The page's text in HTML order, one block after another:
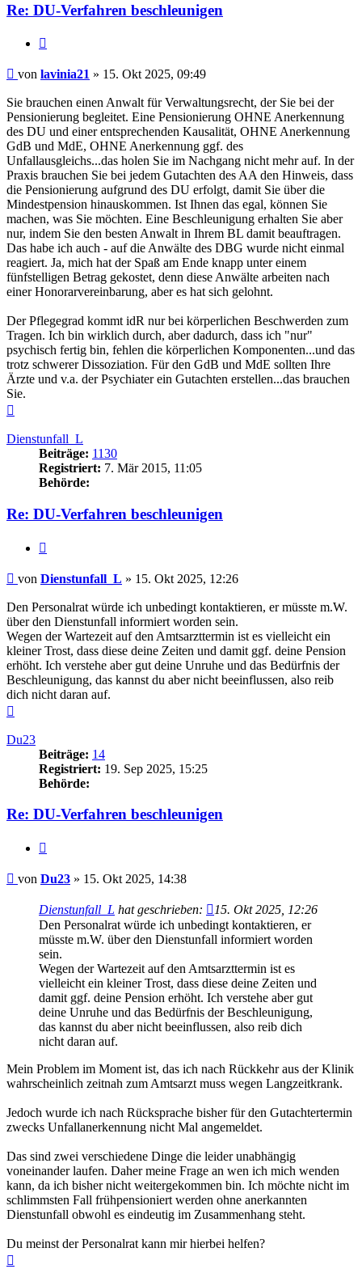
Re: DU-Verfahren beschleunigen
Beitrag
von lavinia21 » 15. Okt 2025, 09:49
Sie brauchen einen Anwalt für Verwaltungsrecht, der Sie bei der
Pensionierung begleitet. Eine Pensionierung OHNE Anerkennung
des DU und einer entsprechenden Kausalität, OHNE Anerkennung
GdB und MdE, OHNE Anerkennung ggf. des
Unfallausgleichs...das holen Sie im Nachgang nicht mehr auf. In der
Praxis brauchen Sie bei jedem Gutachten des AA den Hinweis, dass
die Pensionierung aufgrund des DU erfolgt, damit Sie über die
Mindestpension hinauskommen. Ist Ihnen das egal, können Sie
machen, was Sie möchten. Eine Beschleunigung erhalten Sie aber
nur, indem Sie den besten Anwalt in Ihrem BL damit beauftragen.
Das habe ich auch - auf die Anwälte des DBG wurde nicht einmal
reagiert. Ja, mich hat der Spaß am Ende knapp unter einem
fünfstelligen Betrag gekostet, denn diese Anwälte arbeiten nach
einer Honorarvereinbarung, aber es hat sich gelohnt.
Der Pflegegrad kommt idR nur bei körperlichen Beschwerden zum
Tragen. Ich bin wirklich durch, aber dadurch, dass ich "nur"
psychisch fertig bin, fehlen die körperlichen Komponenten...und das
trotz schwerer Dissoziation. Für den GdB und MdE sollten Ihre
Ärzte und v.a. der Psychiater ein Gutachten erstellen...das brauchen
Sie.
Dienstunfall_L
Beiträge: 1130
Registriert: 7. Mär 2015, 11:05
Behörde:
Re: DU-Verfahren beschleunigen
Beitrag
von Dienstunfall_L » 15. Okt 2025, 12:26
Den Personalrat würde ich unbedingt kontaktieren, er müsste m.W.
über den Dienstunfall informiert worden sein.
Wegen der Wartezeit auf den Amtsarzttermin ist es vielleicht ein
kleiner Trost, dass diese deine Zeiten und damit ggf. deine Pension
erhöht. Ich verstehe aber gut deine Unruhe und das Bedürfnis der
Beschleunigung, das kannst du aber nicht beeinflussen, also reib
dich nicht daran auf.
Du23
Beiträge: 14
Registriert: 19. Sep 2025, 15:25
Behörde:
Re: DU-Verfahren beschleunigen
Beitrag
von Du23 » 15. Okt 2025, 14:38
Dienstunfall_L hat geschrieben:
15. Okt 2025, 12:26
Den Personalrat würde ich unbedingt kontaktieren, er
müsste m.W. über den Dienstunfall informiert worden
sein.
Wegen der Wartezeit auf den Amtsarzttermin ist es
vielleicht ein kleiner Trost, dass diese deine Zeiten und
damit ggf. deine Pension erhöht. Ich verstehe aber gut
deine Unruhe und das Bedürfnis der Beschleunigung,
das kannst du aber nicht beeinflussen, also reib dich
nicht daran auf.
Mein Problem im Moment ist, das ich nach Rückkehr aus der Klinik
wahrscheinlich zeitnah zum Amtsarzt muss wegen Langzeitkrank.
Jedoch wurde ich nach Rücksprache bisher für den Gutachtertermin
zwecks Unfallanerkennung nicht Mal angemeldet.
Das sind zwei verschiedene Dinge die leider unabhängig
voneinander laufen. Daher meine Frage an wen ich mich wenden
kann, da ich bisher nicht weitergekommen bin. Ich möchte nicht im
schlimmsten Fall frühpensioniert werden ohne anerkannten
Dienstunfall obwohl es eindeutig im Zusammenhang steht.
Du meinst der Personalrat kann mir hierbei helfen?